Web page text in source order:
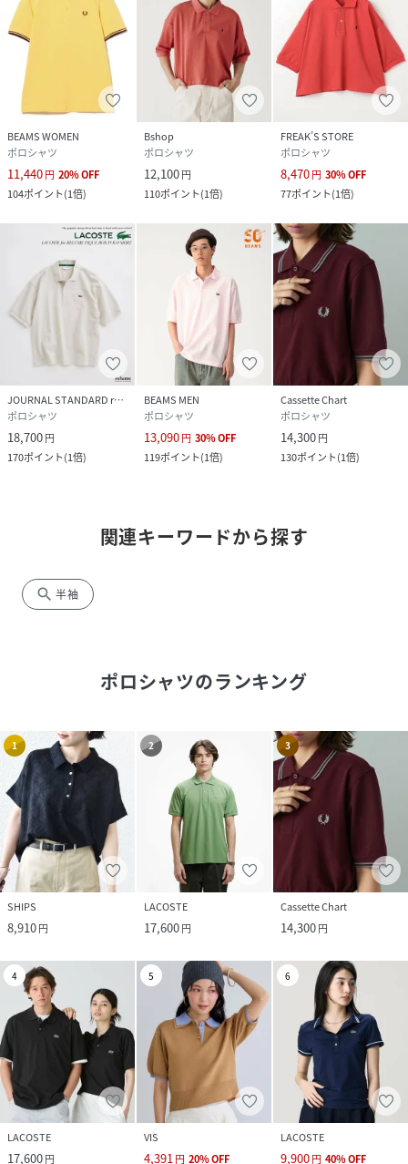
BEAMS WOMEN
ポロシャツ
11,440円 20%OFF
104ポイント(1倍)
Bshop
ポロシャツ
12,100円
110ポイント(1倍)
FREAK’S STORE
ポロシャツ
8,470円 30%OFF
77ポイント(1倍)
JOURNAL STANDARD relume
ポロシャツ
18,700円
170ポイント(1倍)
BEAMS MEN
ポロシャツ
13,090円 30%OFF
119ポイント(1倍)
Cassette Chart
ポロシャツ
14,300円
130ポイント(1倍)
関連キーワードから探す
search 半袖
ポロシャツのランキング
1
SHIPS
8,910円
2
LACOSTE
17,600円
3
Cassette Chart
14,300円
4
LACOSTE
17,600円
5
VIS
4,391円 20%OFF
6
LACOSTE
9,900円 40%OFF